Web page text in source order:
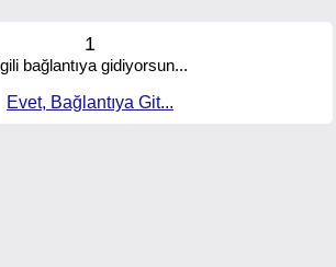
1
bağlantıya gidiyorsun...
Evet, Bağlantıya Git...